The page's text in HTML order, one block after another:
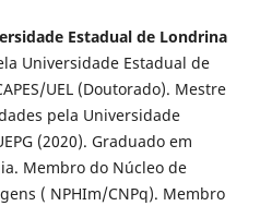
Estadual de Londrina
Universidade Estadual de
UEL (Doutorado). Mestre
pela Universidade
(2020). Graduado em
Membro do Núcleo de
( NPHIm/CNPq). Membro